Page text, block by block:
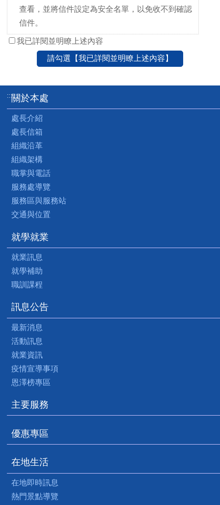
查看，並將信件設定為安全名單，以免收不到確認
信件。
我已詳閱並明瞭上述內容
請勾選【我已詳閱並明瞭上述內容】
:::關於本處
處長介紹
處長信箱
組織沿革
組織架構
職掌與電話
服務處導覽
服務區與服務站
交通與位置
就學就業
就業訊息
就學補助
職訓課程
訊息公告
最新消息
活動訊息
就業資訊
疫情宣導事項
恩澤榜專區
主要服務
優惠專區
在地生活
在地即時訊息
熱門景點導覽